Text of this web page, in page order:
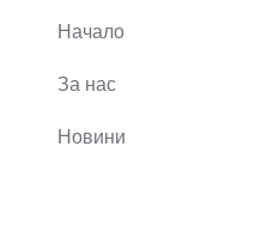
Начало
За нас
Новини